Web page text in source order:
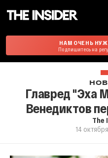
НАМ ОЧЕНЬ
Подпишитесь на
Главред "Эха
Венедиктов
The
14